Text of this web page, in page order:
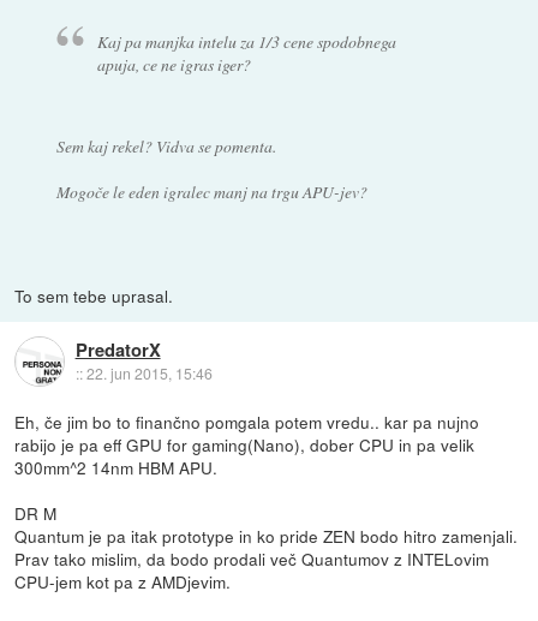
Kaj pa manjka intelu za 1/3 cene spodobnega
apuja, ce ne igras iger?
Sem kaj rekel? Vidva se pomenta.
Mogoče le eden igralec manj na trgu APU-jev?
To sem tebe uprasal.
PredatorX
::22. jun 2015, 15:46
Eh, če jim bo to finančno pomgala potem vredu.. kar pa nujno
rabijo je pa eff GPU for gaming(Nano), dober CPU in pa velik
300mm^2 14nm HBM APU.
DR M
Quantum je pa itak prototype in ko pride ZEN bodo hitro zamenjali.
Prav tako mislim, da bodo prodali več Quantumov z INTELovim
CPU-jem kot pa z AMDjevim.